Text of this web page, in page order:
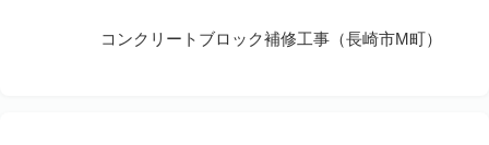
コンクリートブロック補修工事（長崎市M町）